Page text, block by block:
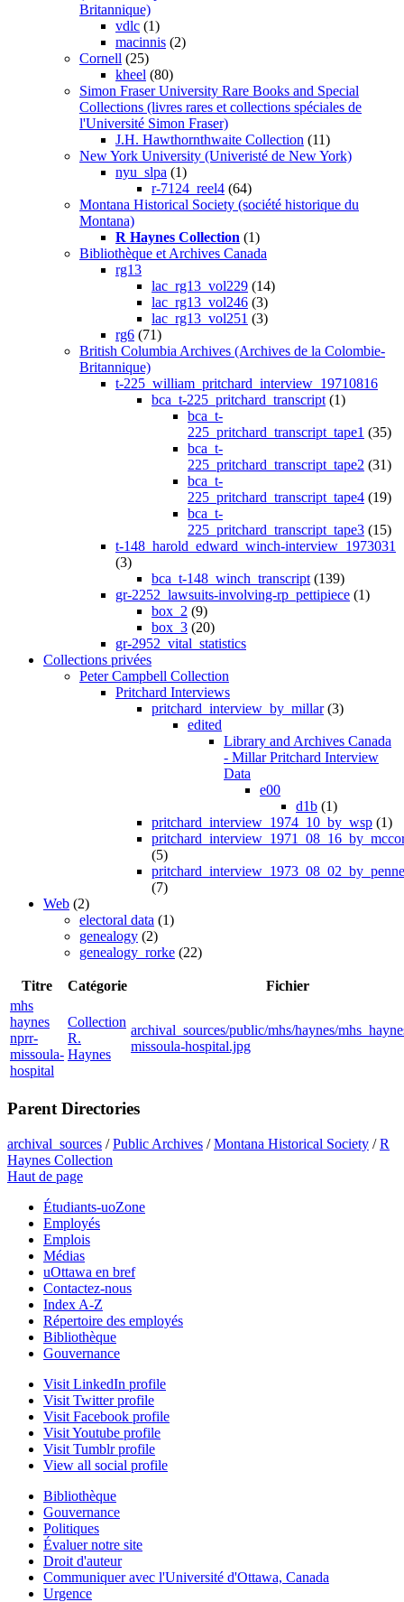
Britannique)
vdlc (1)
macinnis (2)
Cornell (25)
kheel (80)
Simon Fraser University Rare Books and Special
Collections (livres rares et collections spéciales de
l'Université Simon Fraser)
J.H. Hawthornthwaite Collection (11)
New York University (Univeristé de New York)
nyu_slpa (1)
r-7124_reel4 (64)
Montana Historical Society (société historique du
Montana)
R Haynes Collection (1)
Bibliothèque et Archives Canada
rg13
lac_rg13_vol229 (14)
lac_rg13_vol246 (3)
lac_rg13_vol251 (3)
rg6 (71)
British Columbia Archives (Archives de la Colombie-
Britannique)
t-225_william_pritchard_interview_19710816
bca_t-225_pritchard_transcript (1)
bca_t-
225_pritchard_transcript_tape1 (35)
bca_t-
225_pritchard_transcript_tape2 (31)
bca_t-
225_pritchard_transcript_tape4 (19)
bca_t-
225_pritchard_transcript_tape3 (15)
t-148_harold_edward_winch-interview_1973031
(3)
bca_t-148_winch_transcript (139)
gr-2252_lawsuits-involving-rp_pettipiece (1)
box_2 (9)
box_3 (20)
gr-2952_vital_statistics
Collections privées
Peter Campbell Collection
Pritchard Interviews
pritchard_interview_by_millar(3)
edited
Library and Archives Canada
- Millar Pritchard Interview
Data
e00
d1b (1)
pritchard_interview_1974_10_by_wsp (1)
(5)
(7)
Web (2)
electoral data (1)
genealogy (2)
genealogy_rorke (22)
Titre Catégorie
Fichier
mhs
haynes
nprr-
missoula-
hospital
Collection
R.
Haynes
archival_sources/public/mhs/haynes/
missoula-hospital.jpg
Parent Directories
archival_sources /Public Archives /Montana Historical Society /R
Haynes Collection
Haut de page
Étudiants-uoZone
Employés
Emplois
Médias
uOttawa en bref
Contactez-nous
Index A-Z
Répertoire des employés
Bibliothèque
Gouvernance
Visit LinkedIn profile
Visit Twitter profile
Visit Facebook profile
Visit Youtube profile
Visit Tumblr profile
View all social profile
Bibliothèque
Gouvernance
Politiques
Évaluer notre site
Droit d'auteur
Communiquer avec l'Université d'Ottawa, Canada
Urgence